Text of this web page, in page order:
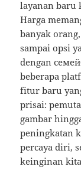
layanan baru
Harga
banyak
sampai opsi
dengan
beberapa
fitur baru
prisai:
gambar
peningkatan
percaya diri,
keinginan